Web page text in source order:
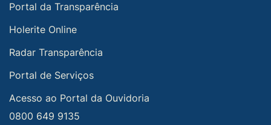
Portal da Transparência
Holerite Online
Radar Transparência
Portal de Serviços
Acesso ao Portal da Ouvidoria
0800 649 9135